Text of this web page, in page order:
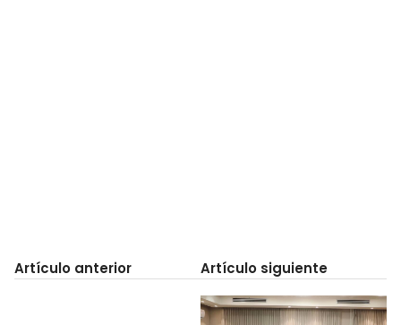
Artículo anterior Artículo siguiente